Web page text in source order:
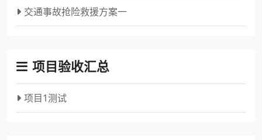
交通事故抢险救援方案一
项目验收汇总
项目1测试